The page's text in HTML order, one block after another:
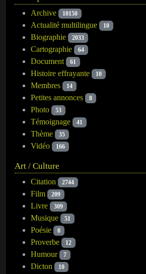
Archive 10150
Actualité multilingue 10
Biographie 2033
Cartographie 64
Document 61
Histoire effrayante 10
Membres 14
Petites annonces 8
Photo 53
Témoignage 41
Thème 35
Vidéo 166
Art / Culture
Citation 2744
Film 209
Livre 309
Musique 51
Poésie 0
Proverbe 12
Humour 7
Dicton 10